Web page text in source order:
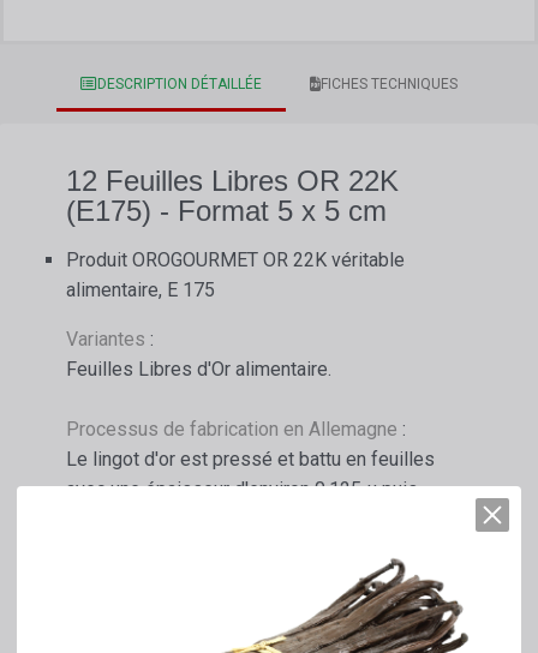
DESCRIPTION DÉTAILLÉE FICHES TECHNIQUES
12 Feuilles Libres OR 22K
(E175) - Format 5 x 5 cm
Produit OROGOURMET OR 22K véritable
alimentaire, E 175
Variantes :
Feuilles Libres d'Or alimentaire.
Processus de fabrication en Allemagne :
Le lingot d'or est pressé et battu en feuilles
avec une épaisseur d'environ 0,125 µ puis
Informations complémentaires:
Le produit est reconnu comme sûr dans l'UE et